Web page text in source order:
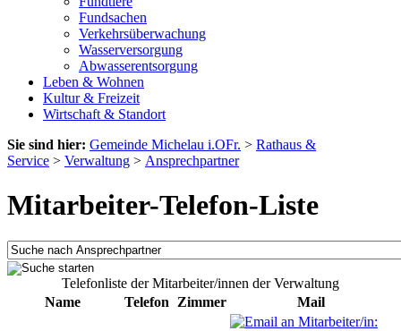
Fundsachen
Verkehrsüberwachung
Wasserversorgung
Abwasserentsorgung
Leben & Wohnen
Kultur & Freizeit
Wirtschaft & Standort
Sie sind hier: Gemeinde Michelau i.OFr. > Rathaus &
Service > Verwaltung > Ansprechpartner
Mitarbeiter-Telefon-Liste
Telefonliste der Mitarbeiter/innen der Verwaltung
Name
Telefon Zimmer Mail